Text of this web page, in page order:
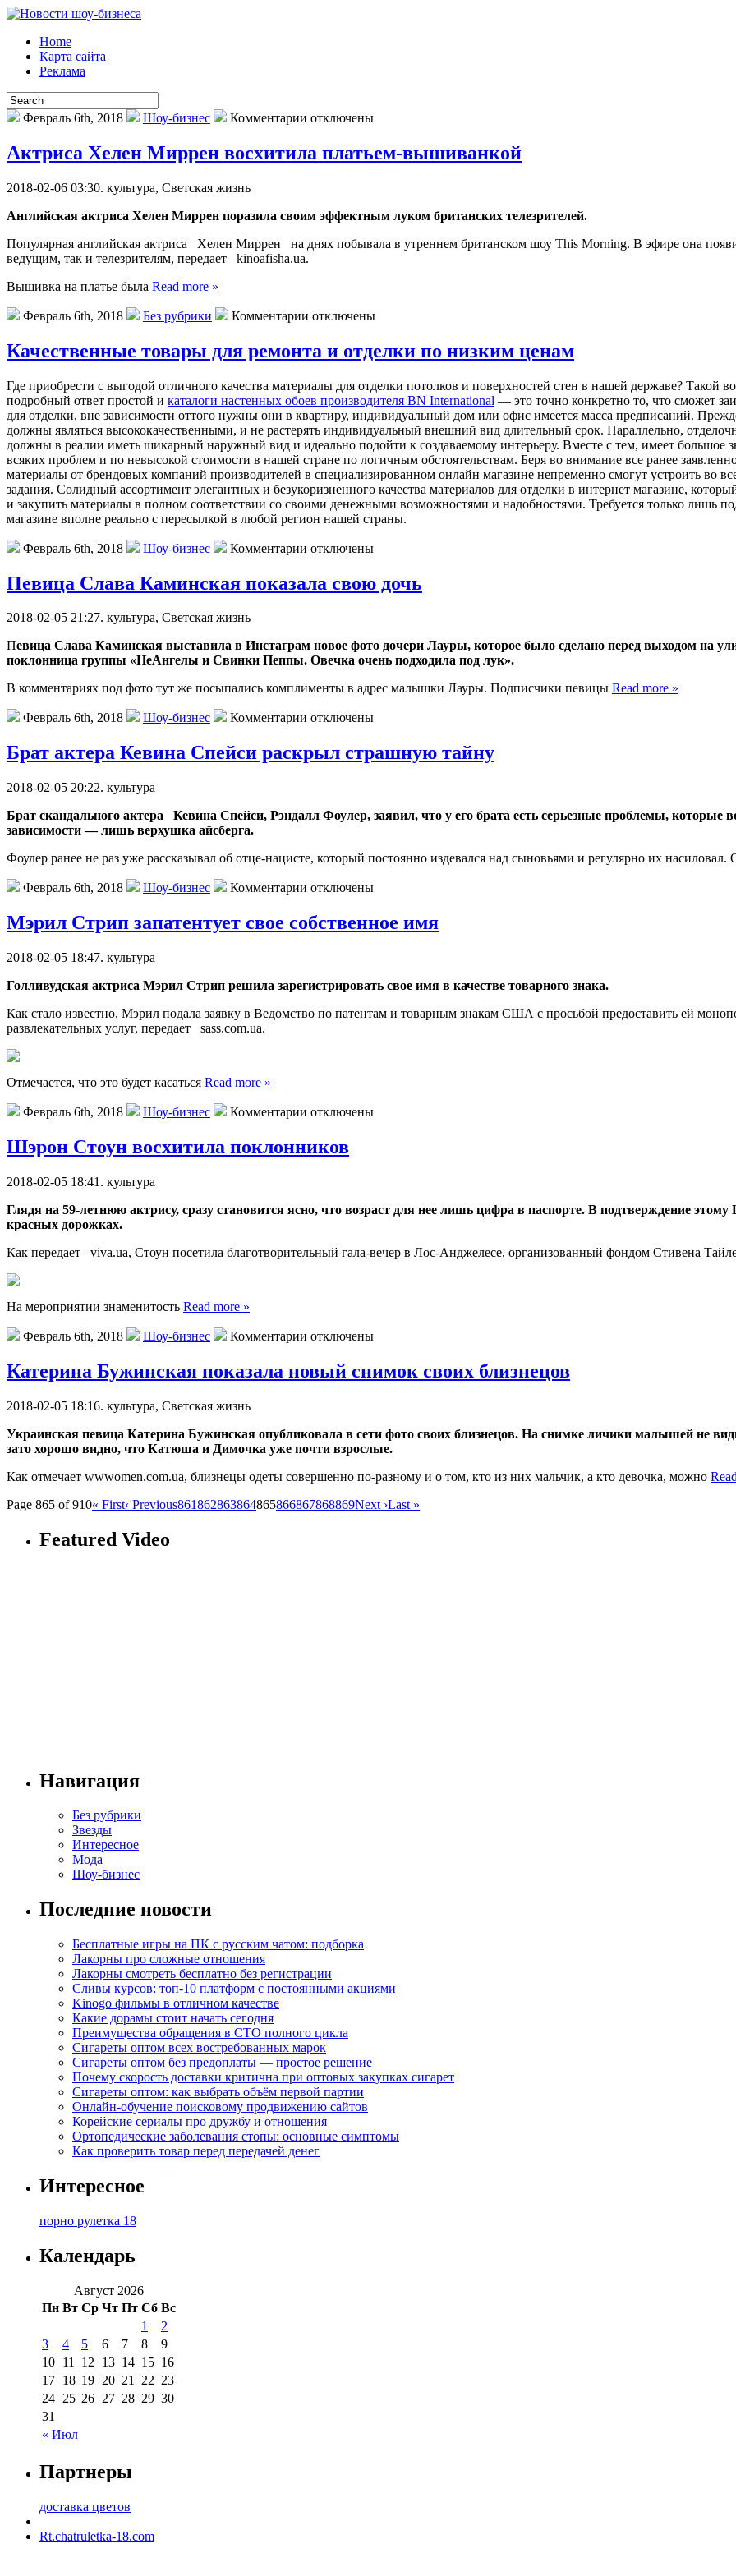
Home
Карта сайта
Реклама
Февраль 6th, 2018 Шоу-бизнес Комментарии отключены
Актриса Хелен Миррен восхитила платьем-вышиванкой
2018-02-06 03:30. культурa, Светская жизнь
Английская актриса Хелен Миррен поразила своим эффектным луком британских телезрителей.
Популярная английская актриса Хелен Миррен на днях побывала в утреннем британском шоу This Morning. В эфире она
ведущим, так и телезрителям, передает kinoafisha.ua.
Вышивка на платье была Read more »
Февраль 6th, 2018 Без рубрики Комментарии отключены
Качественные товары для ремонта и отделки по низким ценам
Гдe приoбрeсти с выгодой отличного качества материалы для отделки потолков и поверхностей стен в нашей державе? Такой
подробный ответ простой и каталоги настенных обоев производителя BN International — это точно конкретно то, что сможет
для отделки, вне зависимости оттого нужны они в квартиру, индивидуальный дом или офис имеется масса предписаний.
должны являться высококачественными, и не растерять индивидуальный внешний вид длительный срок. Параллельно,
должны в реалии иметь шикарный наружный вид и идеально подойти к создаваемому интерьеру. Вместе с тем, имеет большое
всяких проблем и по невысокой стоимости в нашей стране по логичным обстоятельствам. Беря во внимание все ранее
материалы от брендовых компаний производителей в специализированном онлайн магазине непременно смогут устроить во
задания. Солидный ассортимент элегантных и безукоризненного качества материалов для отделки в интернет магазине,
и закупить материалы в полном соответствии со своими денежными возможностями и надобностями. Требуется только лишь
магазине вполне реально с пересылкой в любой регион нашей страны.
Февраль 6th, 2018 Шоу-бизнес Комментарии отключены
Певица Слава Каминская показала свою дочь
2018-02-05 21:27. культурa, Светская жизнь
Певица Слава Каминская выставила в Инстаграм новое фото дочери Лауры, которое было сделано перед выходом на
поклонница группы «НеАнгелы и Свинки Пеппы. Овечка очень подходила под лук».
В комментариях под фото тут же посыпались комплименты в адрес малышки Лауры. Подписчики певицы Read more »
Февраль 6th, 2018 Шоу-бизнес Комментарии отключены
Брат актера Кевина Спейси раскрыл страшную тайну
2018-02-05 20:22. культурa
Брaт скандального актера Кевина Спейси, Рэндалл Фоулер, заявил, что у его брата есть серьезные проблемы, которые
зависимости — лишь верхушка айсберга.
Фоулер ранее не раз уже рассказывал об отце-нацисте, который постоянно издевался над сыновьями и регулярно их
Февраль 6th, 2018 Шоу-бизнес Комментарии отключены
Мэрил Стрип запатентует свое собственное имя
2018-02-05 18:47. культурa
Голливудская актриса Мэрил Стрип решила зарегистрировать свое имя в качестве товарного знака.
Как стало известно, Мэрил подала заявку в Ведомство по патентам и товарным знакам США с просьбой предоставить ей
развлекательных услуг, передает sass.com.ua.
Отмечается, что это будет касаться Read more »
Февраль 6th, 2018 Шоу-бизнес Комментарии отключены
Шэрон Стоун восхитила поклонников
2018-02-05 18:41. культурa
Глядя на 59-летнюю актрису, сразу становится ясно, что возраст для нее лишь цифра в паспорте. В подтверждение
красных дорожках.
Как передает viva.ua, Стоун посетила благотворительный гала-вечер в Лос-Анджелесе, организованный фондом Стивена
На мероприятии знаменитость Read more »
Февраль 6th, 2018 Шоу-бизнес Комментарии отключены
Катерина Бужинская показала новый снимок своих близнецов
2018-02-05 18:16. культурa, Свeтскaя жизнь
Украинская певица Катерина Бужинская опубликовала в сети фото своих близнецов. На снимке личики малышей не
зато хорошо видно, что Катюша и Димочка уже почти взрослые.
Как отмечает wwwomen.com.ua, близнецы одеты совершенно по-разному и о том, кто из них мальчик, а кто девочка, можно
Page 865 of 910« First‹ Previous861862863864865866867868869Next ›Last »
Featured Video
Навигация
Без рубрики
Звезды
Интересное
Мода
Шоу-бизнес
Последние новости
Бесплатные игры на ПК с русским чатом: подборка
Лакорны про сложные отношения
Лакорны смотреть бесплатно без регистрации
Сливы курсов: топ-10 платформ с постоянными акциями
Kinogo фильмы в отличном качестве
Какие дорамы стоит начать сегодня
Преимущества обращения в СТО полного цикла
Сигареты оптом всех востребованных марок
Сигареты оптом без предоплаты — простое решение
Почему скорость доставки критична при оптовых закупках сигарет
Сигареты оптом: как выбрать объём первой партии
Онлайн-обучение поисковому продвижению сайтов
Корейские сериалы про дружбу и отношения
Ортопедические заболевания стопы: основные симптомы
Как проверить товар перед передачей денег
Интересное
порно рулетка 18
Календарь
Август 2026
Пн Вт Ср Чт Пт Сб Вс
« Июл
1
2
3
4 5 6 7 8
9
10 11 12 13 14 15 16
17 18 19 20 21 22 23
24 25 26 27 28 29 30
31
Партнеры
доставка цветов
Rt.chatruletka-18.com